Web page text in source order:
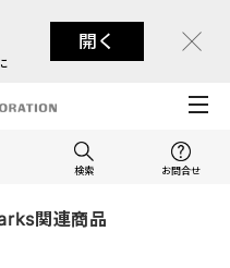
開く
検索 お問合せ
関連商品